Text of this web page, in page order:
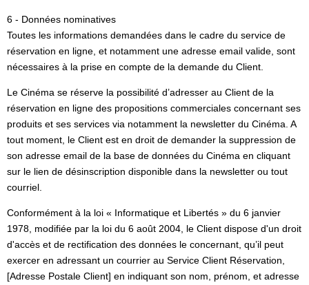
6 - Données nominatives
Toutes les informations demandées dans le cadre du service de
réservation en ligne, et notamment une adresse email valide, sont
nécessaires à la prise en compte de la demande du Client.
Le Cinéma se réserve la possibilité d’adresser au Client de la
réservation en ligne des propositions commerciales concernant ses
produits et ses services via notamment la newsletter du Cinéma. A
tout moment, le Client est en droit de demander la suppression de
son adresse email de la base de données du Cinéma en cliquant
sur le lien de désinscription disponible dans la newsletter ou tout
courriel.
Conformément à la loi « Informatique et Libertés » du 6 janvier
1978, modifiée par la loi du 6 août 2004, le Client dispose d'un droit
d'accès et de rectification des données le concernant, qu’il peut
exercer en adressant un courrier au Service Client Réservation,
[Adresse Postale Client] en indiquant son nom, prénom, et adresse